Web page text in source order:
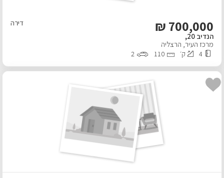
700,000
₪ דירה
הנדיב 20,
מרכז העיר, הרצליה
4 ק׳ 110
2